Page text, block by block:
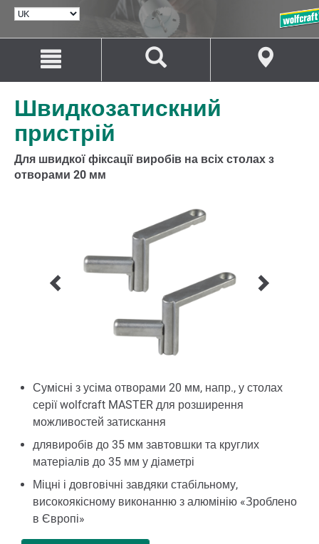
ВИБРАТИ
Перейти
змісту
Перейти
навігації
Швидкозатискний
пристрій
Для швидкої фіксації виробів на всіх столах з
отворами 20 мм
Сумісні з усіма отворами 20 мм, напр., у столах
серії wolfcraft MASTER для розширення
можливостей затискання
длявиробів до 35 мм завтовшки та круглих
матеріалів до 35 мм у діаметрі
Міцні і довговічні завдяки стабільному,
високоякісному виконанню з алюмінію «Зроблено
в Європі»